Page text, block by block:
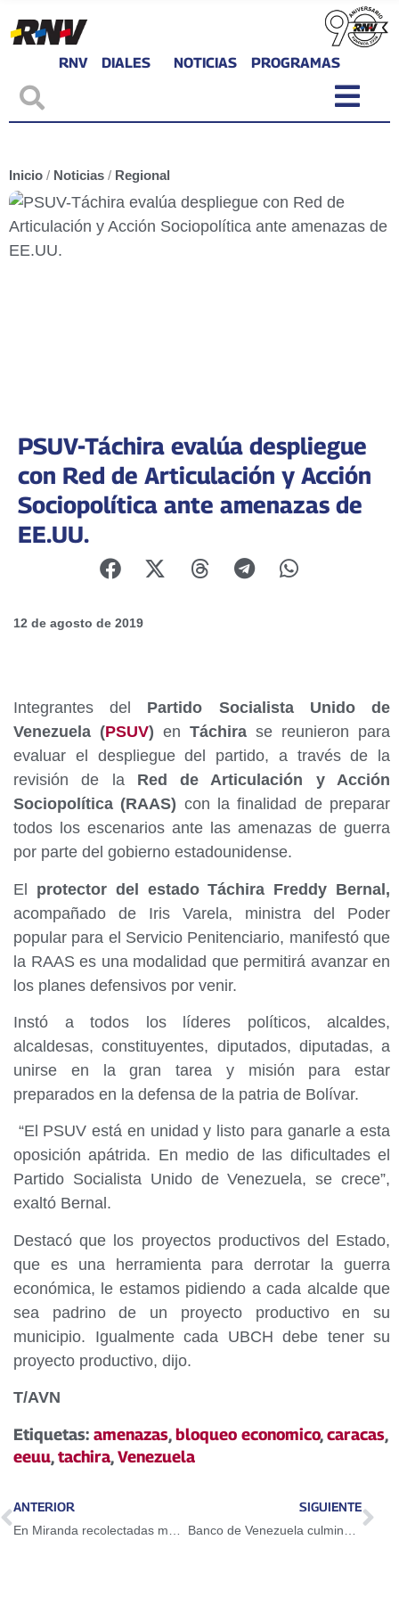
RNV DIALES NOTICIAS PROGRAMAS
Inicio / Noticias / Regional
PSUV-Táchira evalúa despliegue
con Red de Articulación y Acción
Sociopolítica ante amenazas de
EE.UU.
12 de agosto de 2019
Integrantes del Partido Socialista Unido de
Venezuela (PSUV) en Táchira se reunieron para
evaluar el despliegue del partido, a través de la
revisión de la Red de Articulación y Acción
Sociopolítica (RAAS) con la finalidad de preparar
todos los escenarios ante las amenazas de guerra
por parte del gobierno estadounidense.
El protector del estado Táchira Freddy Bernal,
acompañado de Iris Varela, ministra del Poder
popular para el Servicio Penitenciario, manifestó que
la RAAS es una modalidad que permitirá avanzar en
los planes defensivos por venir.
Instó a todos los líderes políticos, alcaldes,
alcaldesas, constituyentes, diputados, diputadas, a
unirse en la gran tarea y misión para estar
preparados en la defensa de la patria de Bolívar.
“El PSUV está en unidad y listo para ganarle a esta
oposición apátrida. En medio de las dificultades el
Partido Socialista Unido de Venezuela, se crece”,
exaltó Bernal.
Destacó que los proyectos productivos del Estado,
que es una herramienta para derrotar la guerra
económica, le estamos pidiendo a cada alcalde que
sea padrino de un proyecto productivo en su
municipio. Igualmente cada UBCH debe tener su
proyecto productivo, dijo.
T/AVN
Etiquetas: amenazas,bloqueo economico,caracas,
eeuu,tachira,Venezuela
ANTERIOR SIGUIENTE